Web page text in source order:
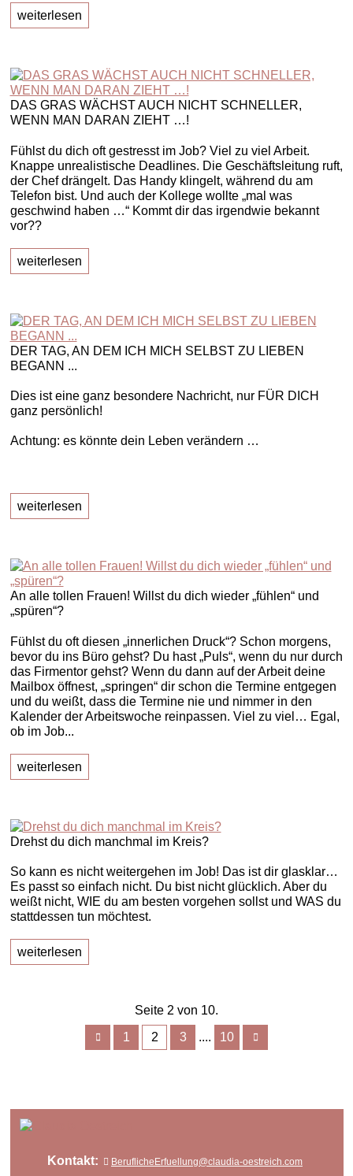
weiterlesen
DAS GRAS WÄCHST AUCH NICHT SCHNELLER,
WENN MAN DARAN ZIEHT …!
Fühlst du dich oft gestresst im Job? Viel zu viel Arbeit.
Knappe unrealistische Deadlines. Die Geschäftsleitung ruft,
der Chef drängelt. Das Handy klingelt, während du am
Telefon bist. Und auch der Kollege wollte „mal was
geschwind haben …“ Kommt dir das irgendwie bekannt
vor??
weiterlesen
DER TAG, AN DEM ICH MICH SELBST ZU LIEBEN
BEGANN ...
Dies ist eine ganz besondere Nachricht, nur FÜR DICH
ganz persönlich!
Achtung: es könnte dein Leben verändern …
weiterlesen
An alle tollen Frauen! Willst du dich wieder „fühlen“ und
„spüren“?
Fühlst du oft diesen „innerlichen Druck“? Schon morgens,
bevor du ins Büro gehst? Du hast „Puls“, wenn du nur durch
das Firmentor gehst? Wenn du dann auf der Arbeit deine
Mailbox öffnest, „springen“ dir schon die Termine entgegen
und du weißt, dass die Termine nie und nimmer in den
Kalender der Arbeitswoche reinpassen. Viel zu viel… Egal,
ob im Job...
weiterlesen
Drehst du dich manchmal im Kreis?
So kann es nicht weitergehen im Job! Das ist dir glasklar…
Es passt so einfach nicht. Du bist nicht glücklich. Aber du
weißt nicht, WIE du am besten vorgehen sollst und WAS du
stattdessen tun möchtest.
weiterlesen
Seite 2 von 10.
1
2 3 .... 10
Kontakt: BeruflicheErfuellung@claudia-oestreich.com